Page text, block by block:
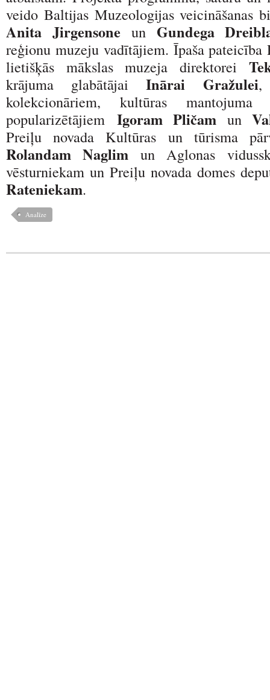
veido Baltijas Muzeologijas veicināšanas
Anita Jirgensoneun Gundega
reģionu muzeju vadītājiem. Īpaša pateicība
lietišķās mākslas muzeja direktorei
krājuma glabātājaiInārai Gražulei,
kolekcionāriem, kultūras
popularizētājiem Igoram Pličam un
Preiļu novada Kultūras un tūrisma
Rolandam Naglim un Aglonas
vēsturniekam un Preiļu novada domes
Rateniekam.
Analīze